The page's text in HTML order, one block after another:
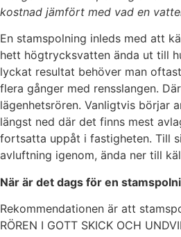
kostnad jämfört med vad en
En stamspolning inleds med att
hett högtrycksvatten ända ut till
lyckat resultat behöver man
flera gånger med rensslangen.
lägenhetsrören. Vanligtvis börjar
längst ned där det finns mest
fortsatta uppåt i fastigheten. Till
avluftning igenom, ända ner till
När är det dags för en
Rekommendationen är att
RÖREN I GOTT SKICK OCH